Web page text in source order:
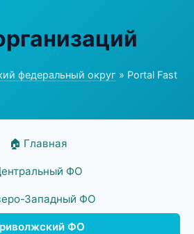
федеральный округ » Portal Fast
🏠 Главная
ФО
Западный ФО
ФО